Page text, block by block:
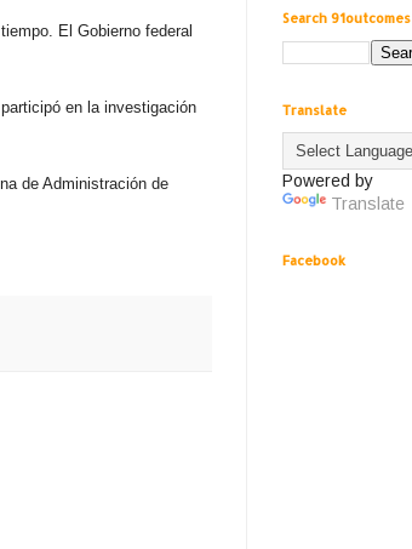
El Gobierno federal
en la investigación
de Administración de
Search 91outcomes
Translate
Powered by
Translate
Facebook